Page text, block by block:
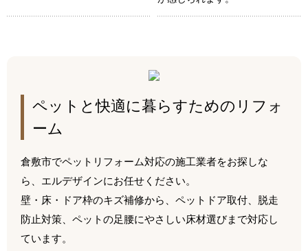
ペットと快適に暮らすためのリフォ
ーム
倉敷市でペットリフォーム対応の施工業者をお探しな
ら、エルデザインにお任せください。
壁・床・ドア枠のキズ補修から、ペットドア取付、脱走
防止対策、ペットの足腰にやさしい床材選びまで対応し
ています。